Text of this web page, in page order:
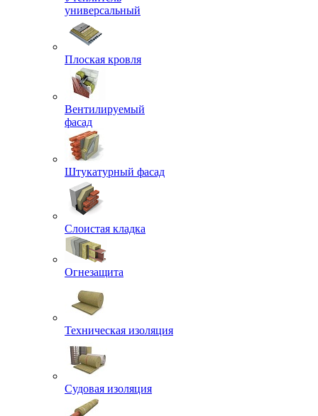
универсальный
Плоская кровля
Вентилируемый
фасад
Штукатурный фасад
Слоистая кладка
Огнезащита
Техническая изоляция
Судовая изоляция